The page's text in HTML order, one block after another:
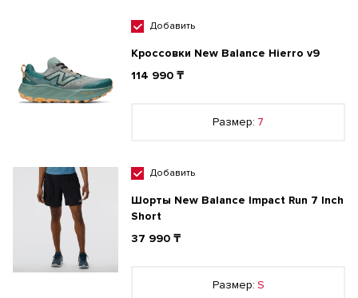
Добавить
Кроссовки New Balance Hierro v9
114 990 ₸
Размер: 7
Добавить
Шорты New Balance Impact Run 7 Inch
Short
37 990 ₸
Размер: S